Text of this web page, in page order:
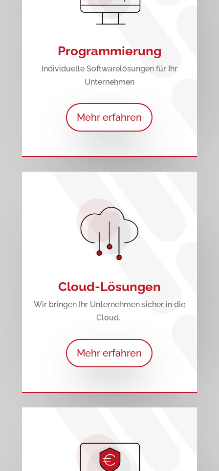
Programmierung
Individuelle Softwarelösungen für Ihr
Unternehmen
Mehr erfahren
Cloud-Lösungen
Wir bringen Ihr Unternehmen sicher in die
Cloud.
Mehr erfahren